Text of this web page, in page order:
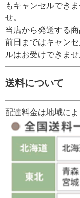
もキャンセルでき
せ。
当店から発送する
前日まではキャン
ルはお受けできま
送料について
配達料金は地域によ